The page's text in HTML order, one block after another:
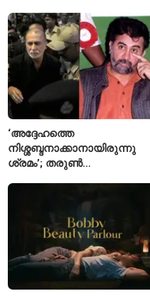
ദിവസത്തിലേക്ക്
‘അദ്ദേഹത്തെ
നിശ്ശബ്ദനാക്കാനായിരുന്നു
ശ്രമം’; തരുണ്‍
കാരണമെന്ന് മകൾ